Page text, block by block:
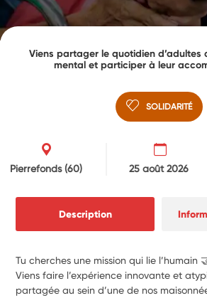
Viens partager le quotidien d’adultes
mental et participer à leur
SOLIDARITÉ
Pierrefonds(60) 25 août 2026
Description
Tu cherches une mission qui lie l’humain
Viens faire l’expérience innovante et
partagée au sein d’une de nos